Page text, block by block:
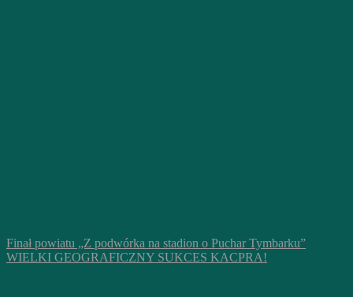
Finał powiatu „Z podwórka na stadion o Puchar Tymbarku”
WIELKI GEOGRAFICZNY SUKCES KACPRA!